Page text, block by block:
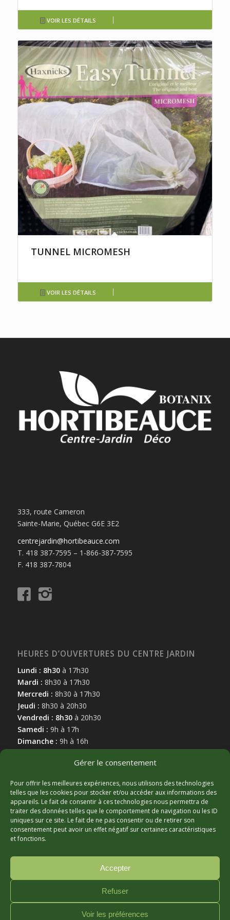
Gérer le consentement
Pour offrir les meilleures expériences, nous utilisons des technologies
telles que les cookies pour stocker et/ou accéder aux informations des
appareils. Le fait de consentir à ces technologies nous permettra de
traiter des données telles que le comportement de navigation ou les ID
uniques sur ce site. Le fait de ne pas consentir ou de retirer son
consentement peut avoir un effet négatif sur certaines caractéristiques
et fonctions.
Accepter
Refuser
Voir les préférences
VOIR LES DÉTAILS
TUNNEL MICROMESH
VOIR LES DÉTAILS
333, route Cameron
Sainte-Marie, Québec G6E 3E2
centrejardin@hortibeauce.com
T. 418 387-7595 – 1-866-387-7595
F. 418 387-7804
HEURES D’OUVERTURES DU CENTRE JARDIN
Lundi : 8h30à 17h30
Mardi : 8h30 à 17h30
Mercredi : 8h30 à 17h30
Jeudi : 8h30 à 20h30
Vendredi : 8h30à 20h30
Samedi : 9h à 17h
Dimanche : 9h à 16h
MARCHAND AFFILIÉ
© Copyright - Hortibeauce, 2025 - Conception :Zonart